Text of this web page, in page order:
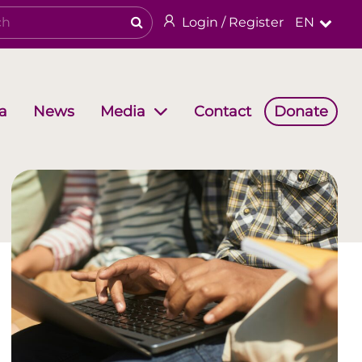
Login / Register EN
News Media Contact Donate